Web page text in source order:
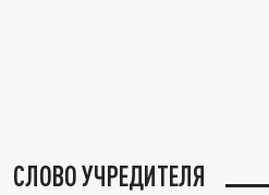
СЛОВО УЧРЕДИТЕЛЯ